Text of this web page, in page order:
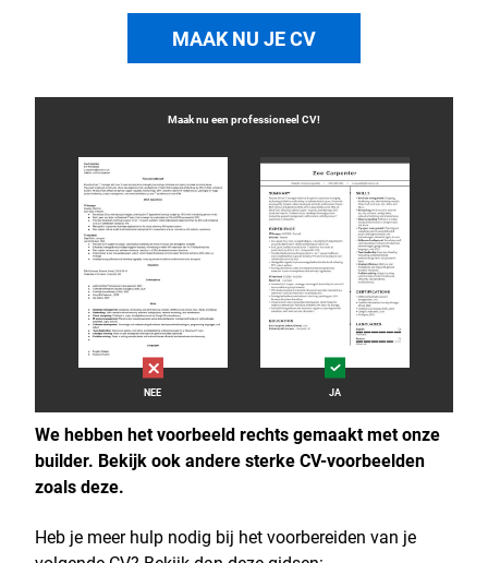
MAAK NU JE CV
Maak nu een professioneel CV!
NEE JA
We hebben het voorbeeld rechts gemaakt met onze
builder. Bekijk ook andere sterke CV-voorbeelden
zoals deze.
Heb je meer hulp nodig bij het voorbereiden van je